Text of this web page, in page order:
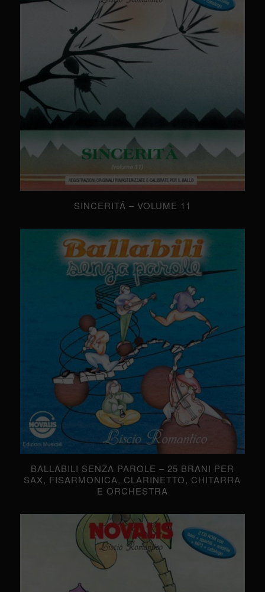
SINCERITÁ – VOLUME 11
BALLABILI SENZA PAROLE – 25 BRANI PER
SAX, FISARMONICA, CLARINETTO, CHITARRA
E ORCHESTRA